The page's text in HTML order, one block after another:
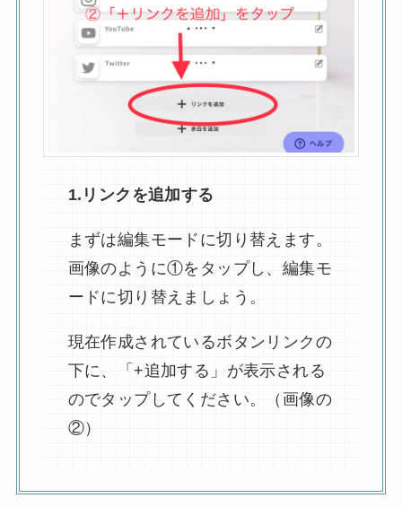
1.リンクを追加する
まずは編集モードに切り替えます。
画像のように①をタップし、編集モ
ードに切り替えましょう。
現在作成されているボタンリンクの
下に、「+追加する」が表示される
のでタップしてください。（画像の
②）